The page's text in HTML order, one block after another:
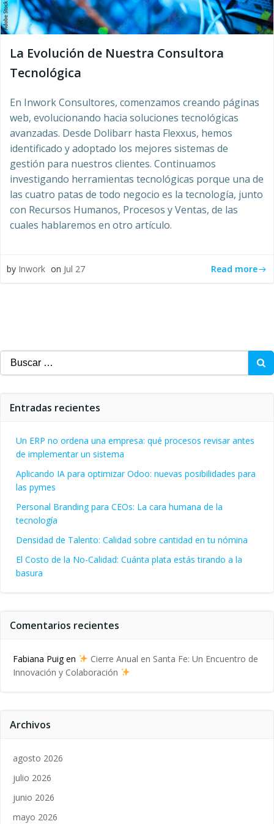
La Evolución de Nuestra Consultora
Tecnológica
En Inwork Consultores, comenzamos creando páginas
web, evolucionando hacia soluciones tecnológicas
avanzadas. Desde Dolibarr hasta Flexxus, hemos
identificado y adoptado los mejores sistemas de
gestión para nuestros clientes. Continuamos
investigando herramientas tecnológicas porque una de
las cuatro patas de todo negocio es la tecnología, junto
con Recursos Humanos, Procesos y Ventas, de las
cuales hablaremos en otro artículo.
by Inwork on Jul 27 Read more
Buscar:
Entradas recientes
Un ERP no ordena una empresa: qué procesos revisar antes
de implementar un sistema
Aplicando IA para optimizar Odoo: nuevas posibilidades para
las pymes
Personal Branding para CEOs: La cara humana de la
tecnología
Densidad de Talento: Calidad sobre cantidad en tu nómina
El Costo de la No-Calidad: Cuánta plata estás tirando a la
basura
Comentarios recientes
Fabiana Puigen
Cierre Anual en Santa Fe: Un Encuentro de
Innovación y Colaboración
Archivos
agosto 2026
julio 2026
junio 2026
mayo 2026